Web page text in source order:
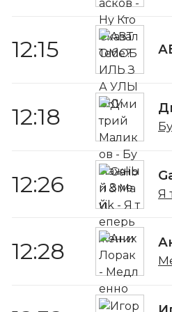
12:15
12:18
12:26 Я
12:28